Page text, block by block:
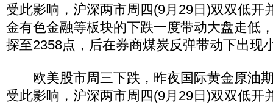
受此影响，沪深两市周四(9月29日)双双低开
金有色金融等板块的下跌一度带动大盘走低
探至2358点，后在券商煤炭反弹带动下出现
欧美股市周三下跌，昨夜国际黄金原油
受此影响，沪深两市周四(9月29日)双双低开